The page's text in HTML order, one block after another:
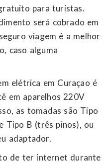
para turistas.
será cobrado em
viagem é a melhor
caso alguma
elétrica em Curaçao é
em aparelhos 220V
as tomadas são Tipo
Tipo B (três pinos), ou
adaptador.
de ter internet durante